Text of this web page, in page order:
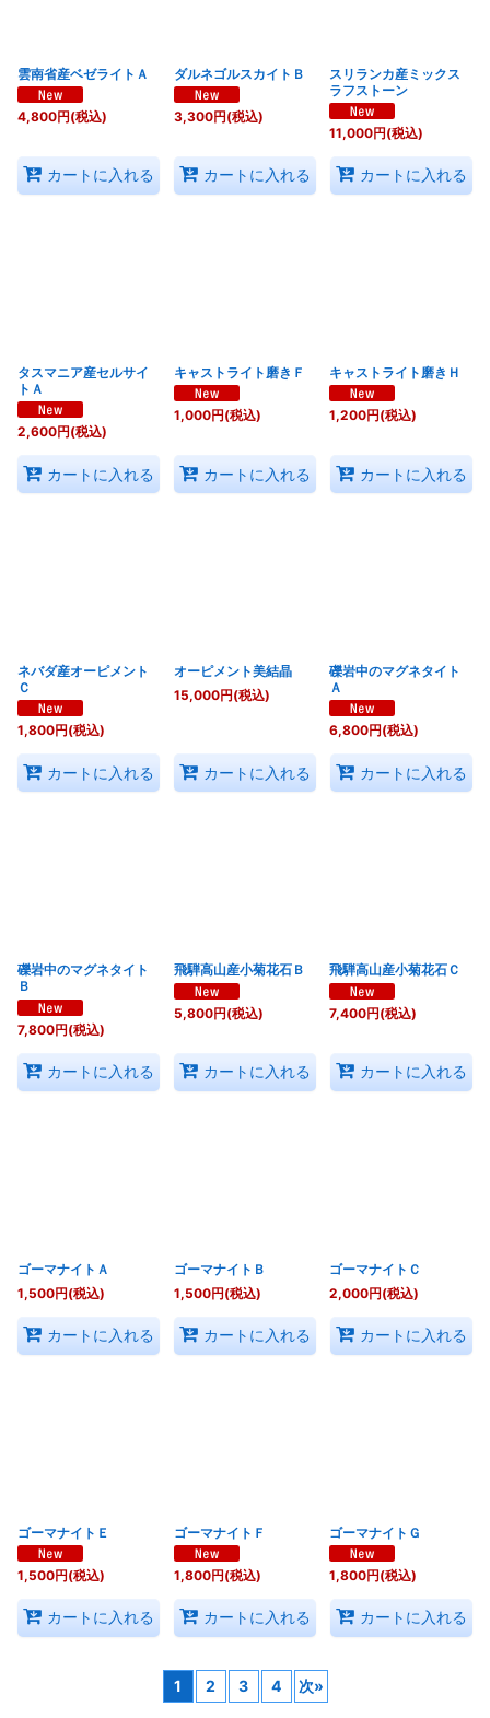
雲南省産ベゼライトＡ
4,800円(税込)
カートに入れる
ダルネゴルスカイトＢ
3,300円(税込)
カートに入れる
スリランカ産ミックス
ラフストーン
11,000円(税込)
カートに入れる
タスマニア産セルサイ
トＡ
2,600円(税込)
カートに入れる
キャストライト磨きＦ
1,000円(税込)
カートに入れる
キャストライト磨きＨ
1,200円(税込)
カートに入れる
ネバダ産オーピメント
Ｃ
1,800円(税込)
カートに入れる
オーピメント美結晶
15,000円(税込)
カートに入れる
礫岩中のマグネタイト
Ａ
6,800円(税込)
カートに入れる
礫岩中のマグネタイト
Ｂ
7,800円(税込)
カートに入れる
飛騨高山産小菊花石Ｂ
5,800円(税込)
カートに入れる
飛騨高山産小菊花石Ｃ
7,400円(税込)
カートに入れる
ゴーマナイトＡ
1,500円(税込)
カートに入れる
ゴーマナイトＢ
1,500円(税込)
カートに入れる
ゴーマナイトＣ
2,000円(税込)
カートに入れる
ゴーマナイトＥ
1,500円(税込)
カートに入れる
ゴーマナイトＦ
1,800円(税込)
カートに入れる
ゴーマナイトＧ
1,800円(税込)
カートに入れる
1 2 3 4 次»